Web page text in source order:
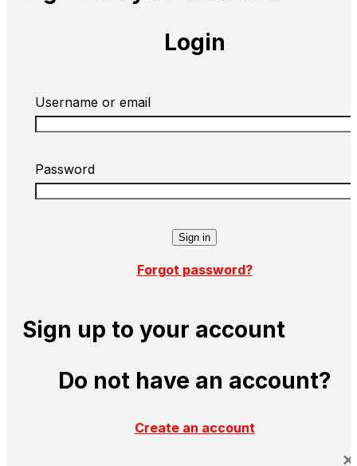
Login
Username or email
Password
Forgot password?
Sign up to your account
Do not have an account?
Create an account
×